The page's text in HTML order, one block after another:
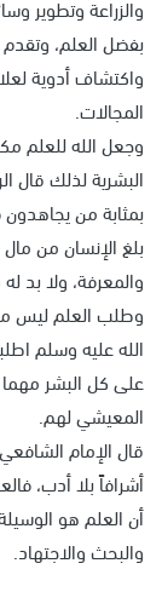
والزراعة وتطوير
بفضل العلم،
واكتشاف أدوية
المجالات.
وجعل الله للعلم
البشرية لذلك قال
بمثابة من
بلغ الإنسان من
والمعرفة، ولا بد
وطلب العلم ليس
الله عليه وسلم
على كل البشر
المعيشي لهم.
قال الإمام
أشرافاً بلا أدب،
أن العلم هو
والبحث والاجتهاد.